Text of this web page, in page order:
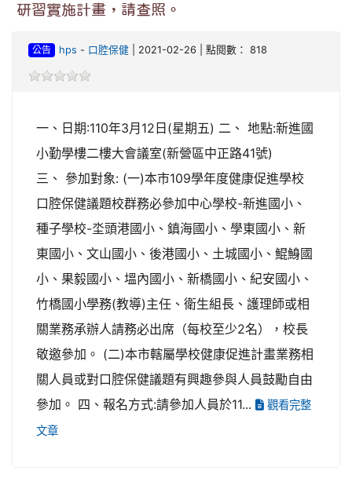
研習實施計畫，請查照。
公告 hps - 口腔保健| 2021-02-26 | 點閱數： 818
一、日期:110年3月12日(星期五) 二、 地點:新進國
小勤學樓二樓大會議室(新營區中正路41號)
三、 參加對象: (一)本市109學年度健康促進學校
口腔保健議題校群務必參加中心學校-新進國小、
種子學校-坔頭港國小、鎮海國小、學東國小、新
東國小、文山國小、後港國小、土城國小、鯤鯓國
小、果毅國小、塭內國小、新橋國小、紀安國小、
竹橋國小學務(教導)主任、衛生組長、護理師或相
關業務承辦人請務必出席（每校至少2名），校長
敬邀參加。 (二)本市轄屬學校健康促進計畫業務相
關人員或對口腔保健議題有興趣參與人員鼓勵自由
參加。 四、報名方式:請參加人員於11...
觀看完整
文章